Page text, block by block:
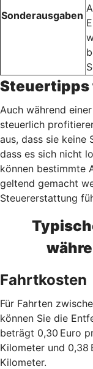
Sonderausgaben
Steuertipps
Auch während
steuerlich
aus, dass sie keine
dass es sich nicht
können bestimmte
geltend gemacht
Steuererstattung
Fahrtkosten
Für Fahrten
können Sie die
beträgt 0,30 Euro
Kilometer und 0,38
Kilometer.